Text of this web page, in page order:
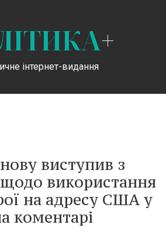
+
інтернет-видання
виступив з
використання
на адресу США у
коментарі